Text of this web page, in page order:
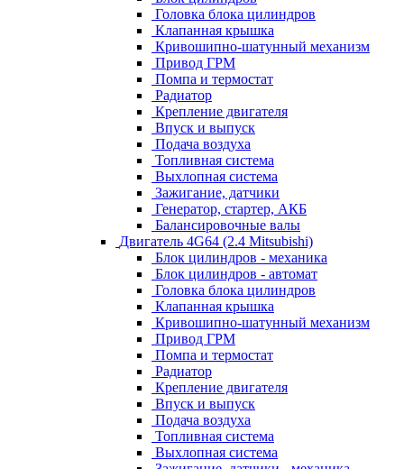
Головка блока цилиндров
Клапанная крышка
Кривошипно-шатунный механизм
Привод ГРМ
Помпа и термостат
Радиатор
Крепление двигателя
Впуск и выпуск
Подача воздуха
Топливная система
Выхлопная система
Зажигание, датчики
Генератор, стартер, АКБ
Балансировочные валы
Двигатель 4G64 (2.4 Mitsubishi)
Блок цилиндров - механика
Блок цилиндров - автомат
Головка блока цилиндров
Клапанная крышка
Кривошипно-шатунный механизм
Привод ГРМ
Помпа и термостат
Радиатор
Крепление двигателя
Впуск и выпуск
Подача воздуха
Топливная система
Выхлопная система